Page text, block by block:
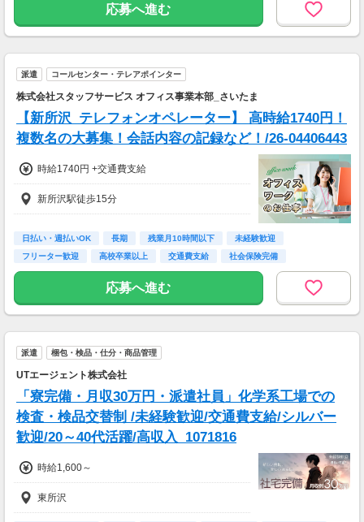
応募へ進む
派遣 コールセンター・テレアポインター
株式会社スタッフサービス オフィス事業本部_さいたま
【新所沢_テレフォンオペレーター】 高時給1740円！
複数名の大募集！会話内容の記録など！/26-04406443
時給1740円 +交通費支給
新所沢駅徒歩15分
日払い・週払いOK 長期 残業月10時間以下
未経験歓迎
フリーター歓迎
高校卒業以上 交通費支給
社会保険完備
研修制度あり
応募へ進む
派遣 梱包・検品・仕分・商品管理
UTエージェント株式会社
「寮完備・月収30万円・派遣社員」化学系工場での
検査・検品交替制 /未経験歓迎/交通費支給/シルバー
歓迎/20～40代活躍/高収入_1071816
時給1,600～
東所沢